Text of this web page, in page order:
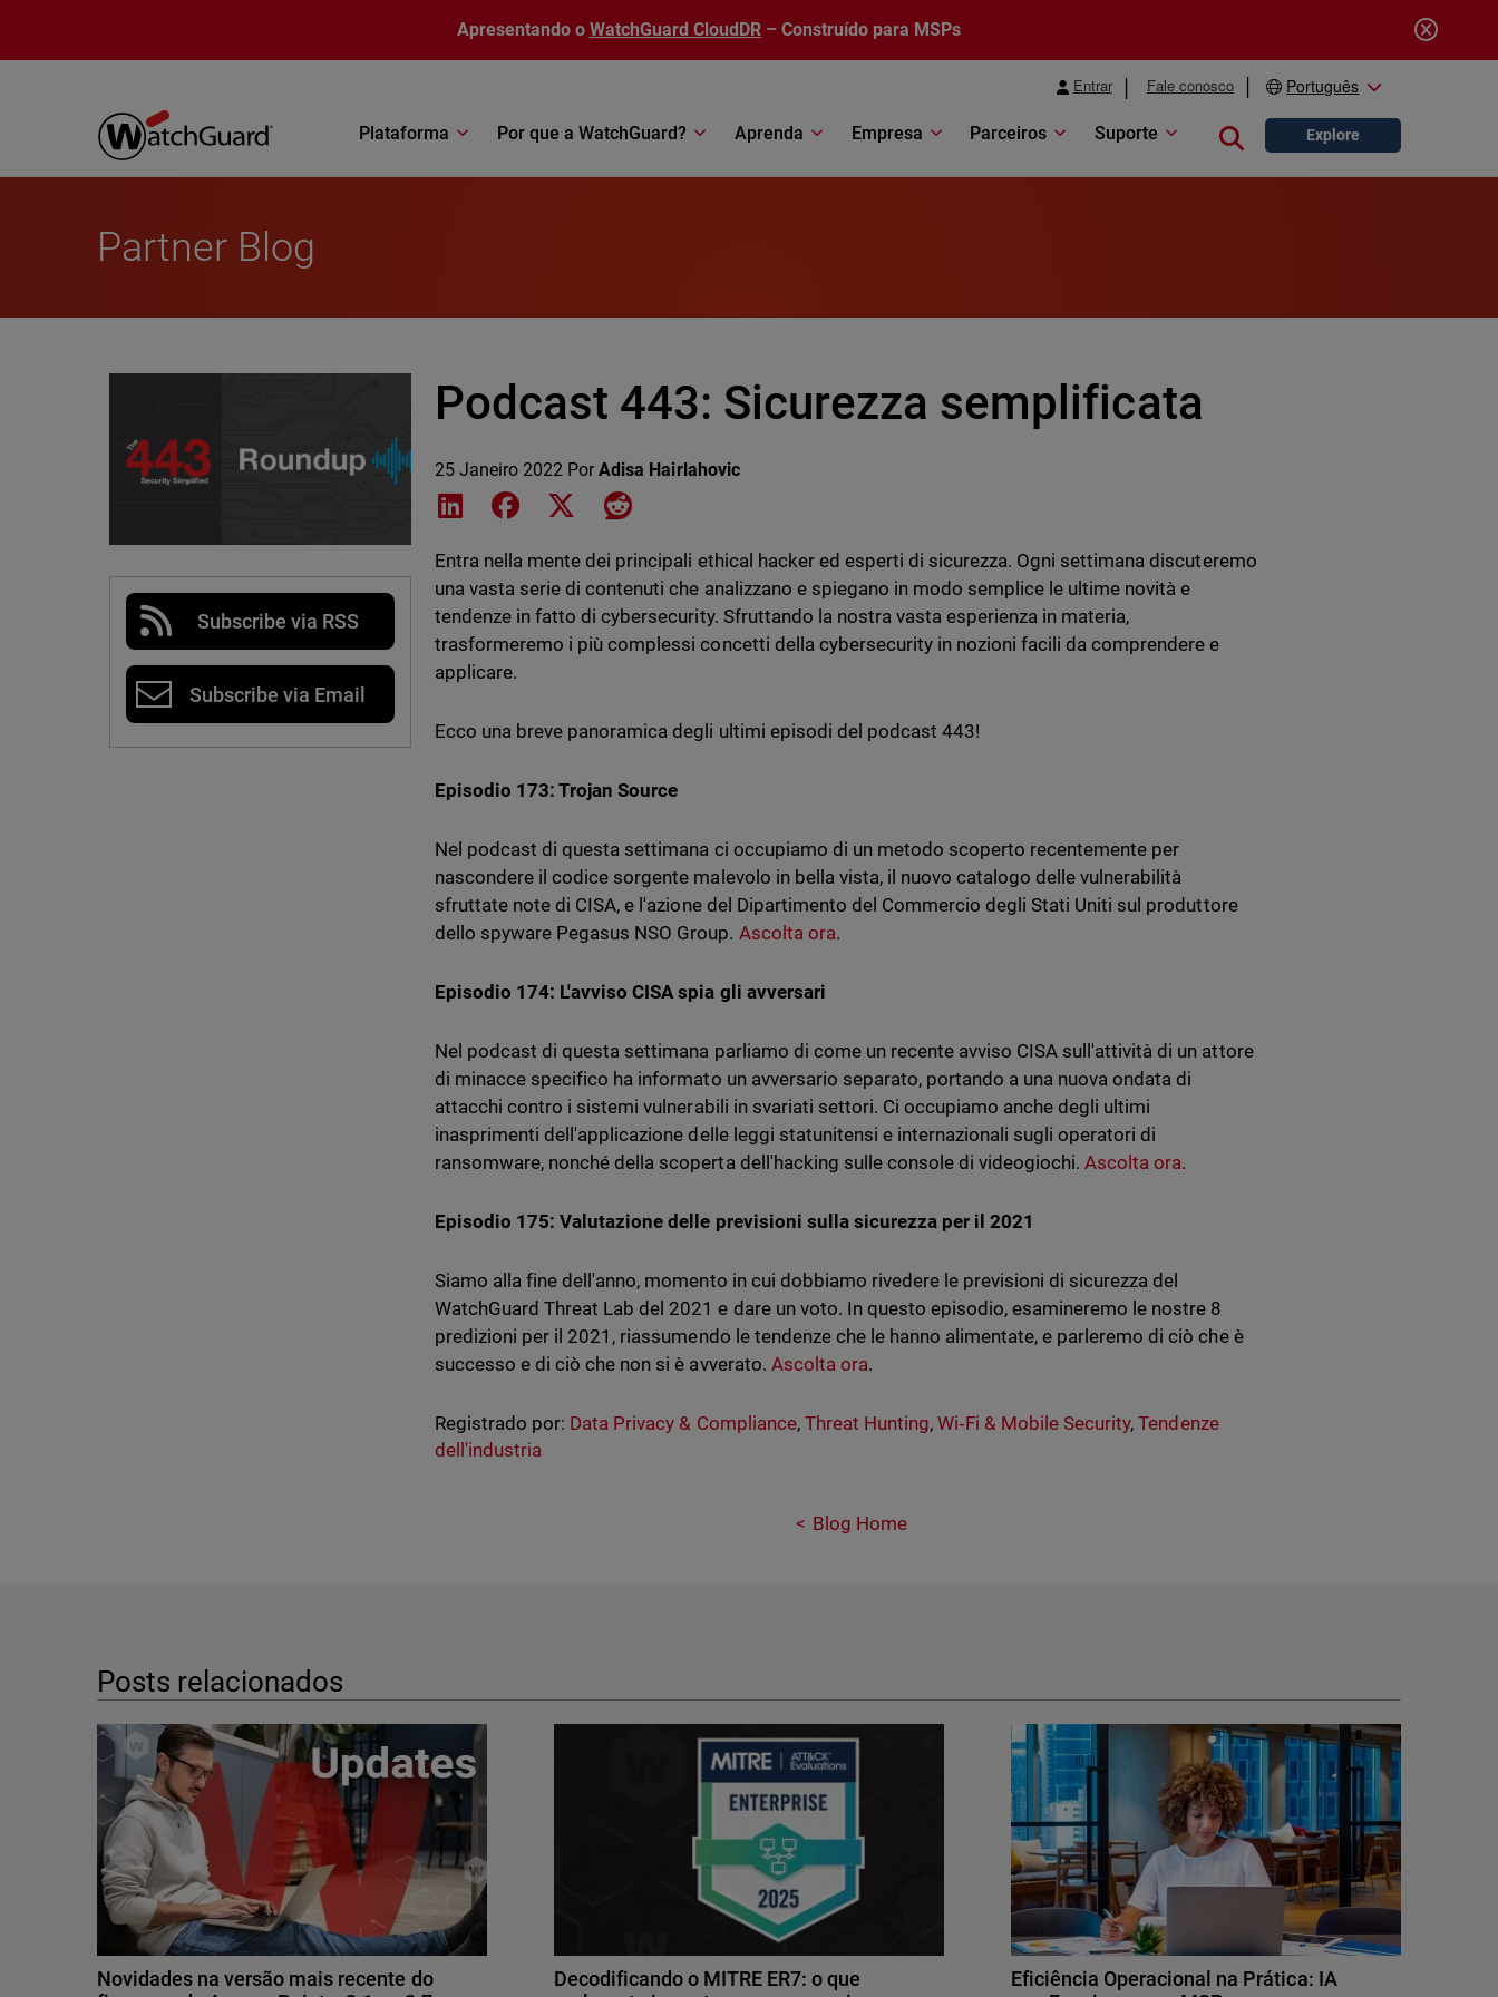
Apresentando o WatchGuard CloudDR – Construído para MSPs
Entrar Fale conosco Português
Plataforma Por que a WatchGuard? Aprenda Empresa Parceiros Suporte Close search
Explore
Partner Blog
Subscribe via RSS
Subscribe via Email
Podcast 443: Sicurezza semplificata
25 Janeiro 2022 PorAdisa Hairlahovic
Share on LinkedIn
Share on Facebook
Share on XShare on Reddit
Entra nella mente dei principali ethical hacker ed esperti di sicurezza. Ogni settimana discuteremo
una vasta serie di contenuti che analizzano e spiegano in modo semplice le ultime novità e
tendenze in fatto di cybersecurity. Sfruttando la nostra vasta esperienza in materia,
trasformeremo i più complessi concetti della cybersecurity in nozioni facili da comprendere e
applicare.
Ecco una breve panoramica degli ultimi episodi del podcast 443!
Episodio 173: Trojan Source
Nel podcast di questa settimana ci occupiamo di un metodo scoperto recentemente per
nascondere il codice sorgente malevolo in bella vista, il nuovo catalogo delle vulnerabilità
sfruttate note di CISA, e l'azione del Dipartimento del Commercio degli Stati Uniti sul produttore
dello spyware Pegasus NSO Group. Ascolta ora.
Episodio 174: L'avviso CISA spia gli avversari
Nel podcast di questa settimana parliamo di come un recente avviso CISA sull'attività di un attore
di minacce specifico ha informato un avversario separato, portando a una nuova ondata di
attacchi contro i sistemi vulnerabili in svariati settori. Ci occupiamo anche degli ultimi
inasprimenti dell'applicazione delle leggi statunitensi e internazionali sugli operatori di
ransomware, nonché della scoperta dell'hacking sulle console di videogiochi.Ascolta ora.
Episodio 175: Valutazione delle previsioni sulla sicurezza per il 2021
Siamo alla fine dell'anno, momento in cui dobbiamo rivedere le previsioni di sicurezza del
WatchGuard Threat Lab del 2021 e dare un voto. In questo episodio, esamineremo le nostre 8
predizioni per il 2021, riassumendo le tendenze che le hanno alimentate, e parleremo di ciò che è
successo e di ciò che non si è avverato. Ascolta ora.
Registrado por: Data Privacy & Compliance, Threat Hunting,Wi‑Fi & Mobile Security,Tendenze
dell'industria
Blog Home
Posts relacionados
Novidades na versão mais recente do
Decodificando o MITRE ER7: o que
Eficiência Operacional na Prática: IA